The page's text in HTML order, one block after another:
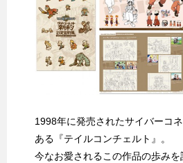
1998年に発売されたサイバーコ
ある『テイルコンチェルト』。
今なお愛されるこの作品の歩み